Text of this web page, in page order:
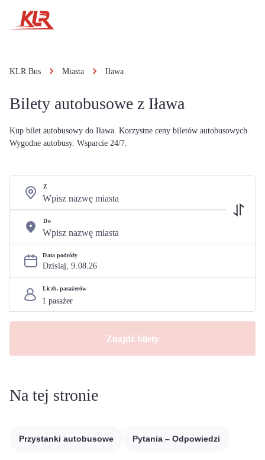
KLR Bus Miasta Iława
Bilety autobusowe z Iława
Kup bilet autobusowy do Iława. Korzystne ceny biletów autobusowych.
Wygodne autobusy. Wsparcie 24/7.
Z
Do
Data podróży
Dzisiaj, 9.08.26
Liczb. pasażerów
Znajdź bilety
Na tej stronie
Przystanki autobusowe Pytania – Odpowiedzi